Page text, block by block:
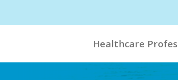
Healthcare